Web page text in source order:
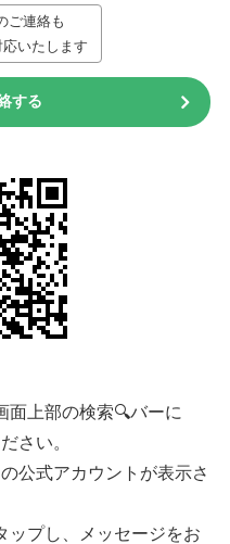
ご連絡も
いたします
する
面上部の検索🔍バーに
さい。
公式アカウントが表示さ
ップし、メッセージをお